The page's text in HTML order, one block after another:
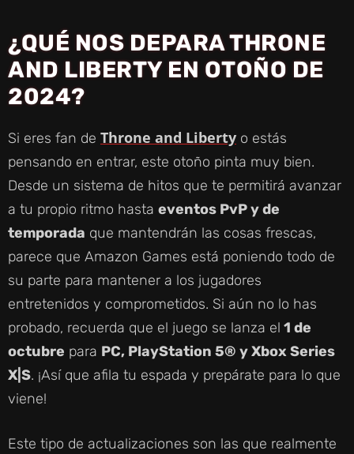
¿QUÉ NOS DEPARA THRONE
AND LIBERTY EN OTOÑO DE
2024?
Si eres fan de Throne and Liberty o estás
pensando en entrar, este otoño pinta muy bien.
Desde un sistema de hitos que te permitirá avanzar
a tu propio ritmo hasta eventos PvP y de
temporada que mantendrán las cosas frescas,
parece que Amazon Games está poniendo todo de
su parte para mantener a los jugadores
entretenidos y comprometidos. Si aún no lo has
probado, recuerda que el juego se lanza el 1 de
octubre para PC, PlayStation 5® y Xbox Series
X|S. ¡Así que afila tu espada y prepárate para lo que
viene!
Este tipo de actualizaciones son las que realmente